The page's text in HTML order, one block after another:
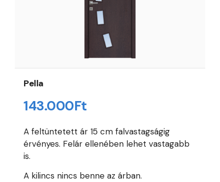
Pella
143.000Ft
A feltüntetett ár 15 cm falvastagságig
érvényes. Felár ellenében lehet vastagabb
is.
A kilincs nincs benne az árban.